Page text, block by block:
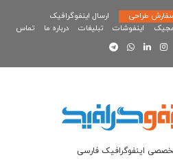
طراحی
ارسال اینفوگرافیک
اینفوشات تبلیغات درباره ما تماس
اینفوگرافیک فارسی